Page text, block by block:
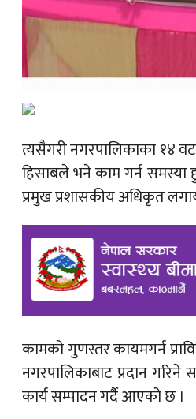
त्यसैगरी नगरपालिकाका १४
हिसाबले भने काम गर्न समस्या
प्रमुख प्रशासकीय अधिकृत
कामको गुणस्तर कायमगर्न
नगरपालिकाबाट प्रदान
कार्य सम्पादन गर्दै आएको छ ।